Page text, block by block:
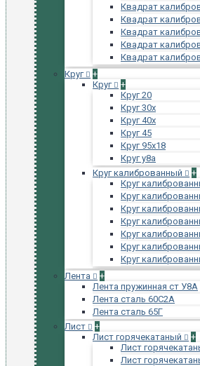
Квадрат
Квадрат
Квадрат
Квадрат
Квадрат
Круг
+
Круг
+
Круг 20
Круг 30х
Круг 40х
Круг 45
Круг 95х18
Круг у8а
Круг калиброванный
+
Круг
Круг
Круг
Круг
Круг
Круг
Круг
Лента
+
Лента пружинная ст У8А
Лента сталь 60С2А
Лента сталь 65Г
Лист
+
Лист горячекатаный
+
Лист
Лист